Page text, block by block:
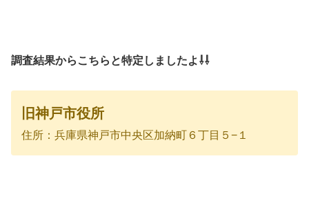
調査結果からこちらと特定しましたよ⇩⇩
旧神戸市役所
住所：兵庫県神戸市中央区加納町６丁目５−１